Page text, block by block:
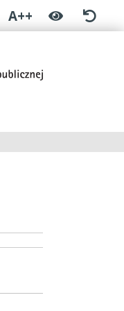
A++